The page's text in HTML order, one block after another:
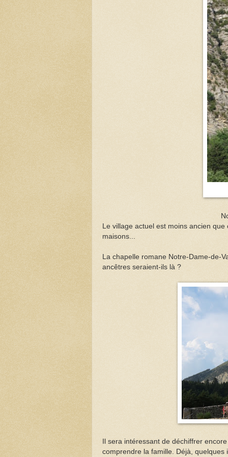
Le village actuel est moins ancien
maisons...
La chapelle romane Notre-Dame-de-
ancêtres seraient-ils là ?
Il sera intéressant de déchiffrer
comprendre la famille. Déjà,